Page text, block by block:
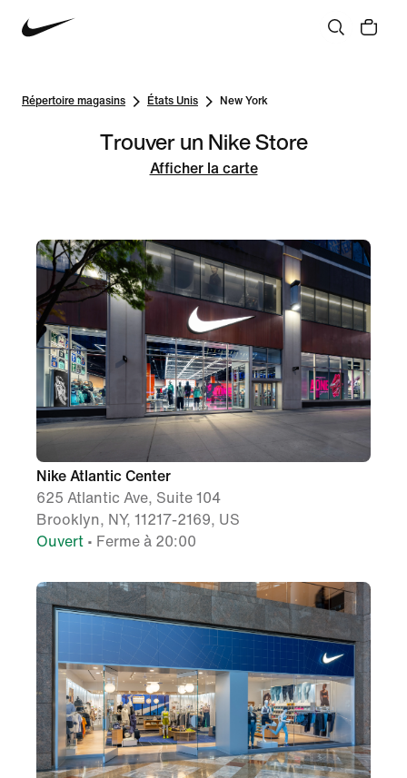
Répertoire magasins États Unis New York
Trouver un Nike Store
Afficher la carte
Nike Atlantic Center
625 Atlantic Ave, Suite 104
Brooklyn, NY, 11217-2169, US
Ouvert • Ferme à 20:00